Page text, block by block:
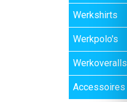
Werkshirts
Werkpolo's
Werkoveralls
Accessoires